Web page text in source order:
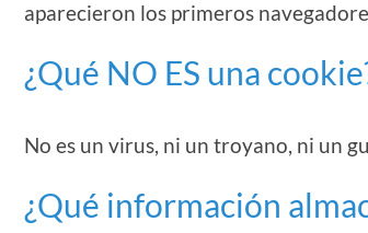
aparecieron los primeros
¿Qué NO ES una
No es un virus, ni un troyano, ni un
¿Qué información